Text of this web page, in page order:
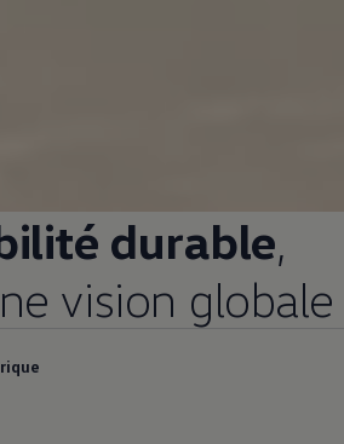
durable,
vision globale